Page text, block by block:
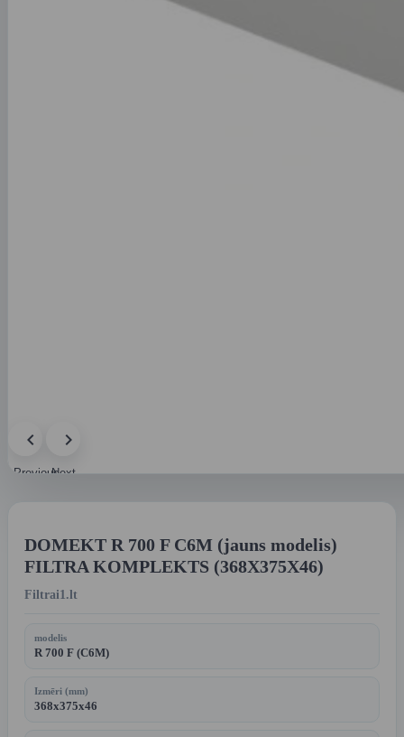
PreviousNext
DOMEKT R 700 F C6M (jauns modelis)
FILTRA KOMPLEKTS (368X375X46)
Filtrai1.lt
modelis
R 700 F (C6M)
Izmēri (mm)
368x375x46